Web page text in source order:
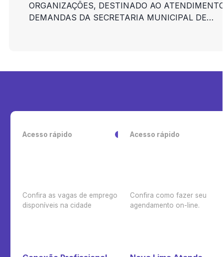
ORGANIZAÇÕES, DESTINADO AO
DEMANDAS DA SECRETARIA MUNICIPAL DE
Acesso rápido
Confira as vagas de emprego
disponíveis na cidade
Acesso rápido
Confira como fazer seu
agendamento on-line.